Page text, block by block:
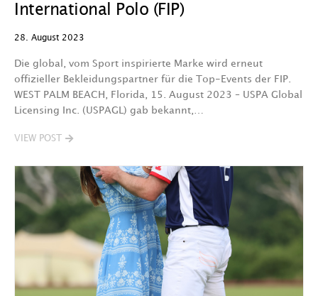
International Polo (FIP)
28. August 2023
Die global, vom Sport inspirierte Marke wird erneut
offizieller Bekleidungspartner für die Top-Events der FIP.
WEST PALM BEACH, Florida, 15. August 2023 – USPA Global
Licensing Inc. (USPAGL) gab bekannt,…
VIEW POST